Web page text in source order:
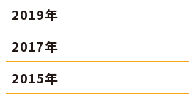
2019年
2017年
2015年